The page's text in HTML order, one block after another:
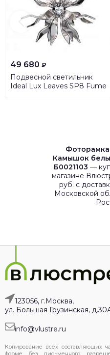
49 680 ₽
Подвесной светильник
Ideal Lux Leaves SP8 Fume
Фоторамка
Камышок
Б0021103 —
магазине
руб. с
Московской
123056, г.Москва,
ул. Большая Грузинская,
info@vlustre.ru
Копирование всех составляющих
форме без письменного